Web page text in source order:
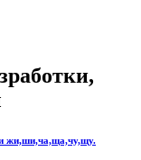
жи,ши,ча,ща,чу,щу.